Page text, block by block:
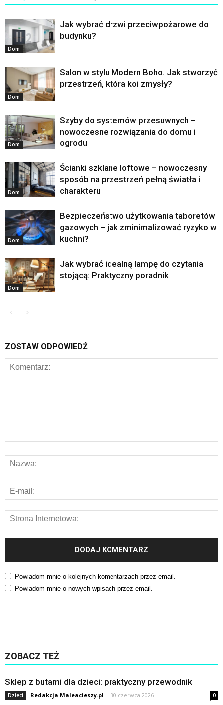
Dom
Jak wybrać drzwi przeciwpożarowe do
budynku?
Dom
Salon w stylu Modern Boho. Jak stworzyć
przestrzeń, która koi zmysły?
Dom
Szyby do systemów przesuwnych –
nowoczesne rozwiązania do domu i
ogrodu
Dom
Ścianki szklane loftowe – nowoczesny
sposób na przestrzeń pełną światła i
charakteru
Dom
Bezpieczeństwo użytkowania taboretów
gazowych – jak zminimalizować ryzyko w
kuchni?
Dom
Jak wybrać idealną lampę do czytania
stojącą: Praktyczny poradnik
ZOSTAW ODPOWIEDŹ
Powiadom mnie o kolejnych komentarzach przez email.
Powiadom mnie o nowych wpisach przez email.
ZOBACZ TEŻ
Sklep z butami dla dzieci: praktyczny przewodnik
Dzieci Redakcja Maleacieszy.pl - 30 czerwca 2026 0